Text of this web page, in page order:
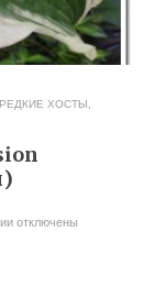
РЕДКИЕ ХОСТЫ,
отключены